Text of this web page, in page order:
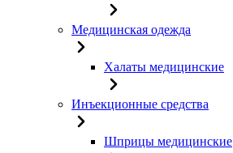
Медицинская одежда
Халаты медицинские
Инъекционные средства
Шприцы медицинские